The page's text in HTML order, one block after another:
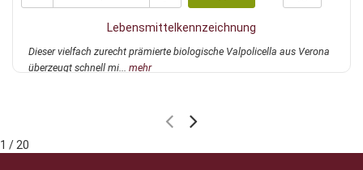
Lebensmittelkennzeichnung
Dieser vielfach zurecht prämierte biologische Valpolicella aus Verona
überzeugt schnell mi... mehr
1 / 20